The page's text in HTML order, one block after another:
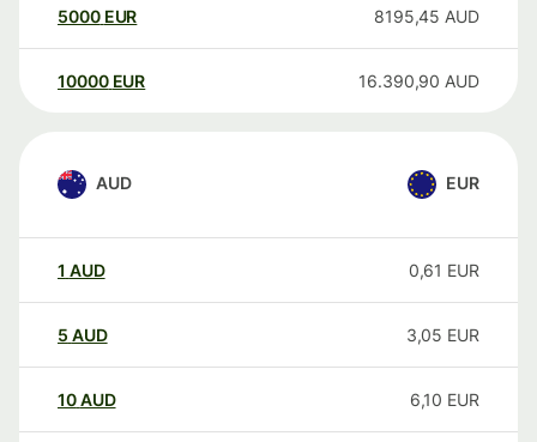
5000 EUR 8195,45 AUD
10000 EUR 16.390,90 AUD
AUD EUR
1 AUD 0,61 EUR
5 AUD 3,05 EUR
10AUD 6,10 EUR